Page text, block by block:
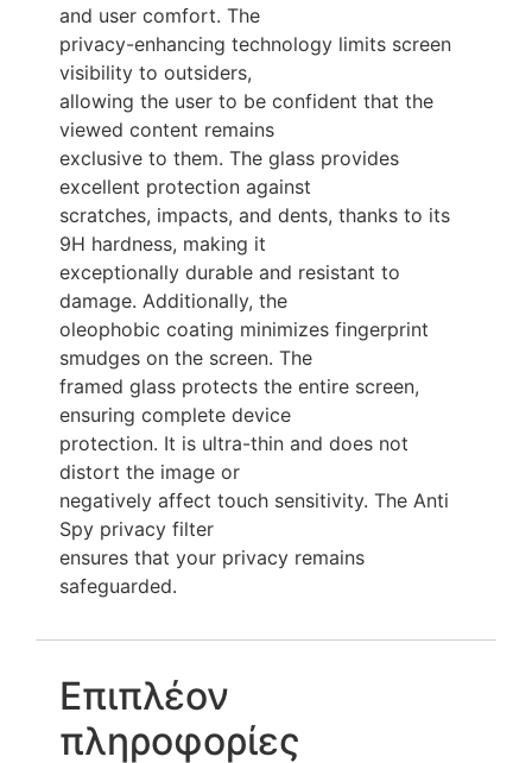
and user comfort. The
privacy-enhancing technology limits screen
visibility to outsiders,
allowing the user to be confident that the
viewed content remains
exclusive to them. The glass provides
excellent protection against
scratches, impacts, and dents, thanks to its
9H hardness, making it
exceptionally durable and resistant to
damage. Additionally, the
oleophobic coating minimizes fingerprint
smudges on the screen. The
framed glass protects the entire screen,
ensuring complete device
protection. It is ultra-thin and does not
distort the image or
negatively affect touch sensitivity. The Anti
Spy privacy filter
ensures that your privacy remains
safeguarded.
Επιπλέον
πληροφορίες